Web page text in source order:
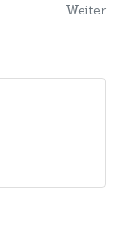
Weiter